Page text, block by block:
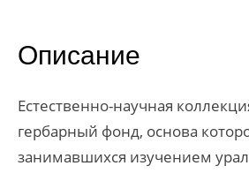
Описание
Естественно-научная
гербарный фонд, основа
занимавшихся изучением